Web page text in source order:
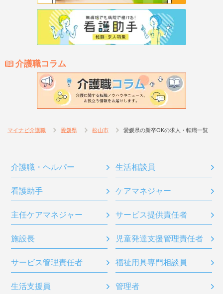
介護職コラム
マイナビ介護職 愛媛県 松山市 愛媛県の新卒OKの求人・転職一覧
介護職・ヘルパー 生活相談員
看護助手 ケアマネジャー
主任ケアマネジャー サービス提供責任者
施設長 児童発達支援管理責任者
サービス管理責任者 福祉用具専門相談員
生活支援員 管理者